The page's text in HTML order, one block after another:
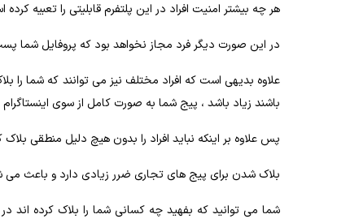
هر چه بیشتر امنیت افراد در این پلتفرم قابلیتی را تعبیه
در این صورت دیگر فرد مجاز نخواهد بود که پروفایل شما
علاوه بدیهی است که افراد مختلف نیز می توانند که شما را
باشند زیاد باشد ، پیج شما به صورت کامل از سوی
پس علاوه بر اینکه نباید افراد را بدون هیچ دلیل منطقی
بلاک شدن برای پیج های تجاری ضرر زیادی دارد و باعث می
شما می توانید که بفهید چه کسانی شما را بلاک کرده اند